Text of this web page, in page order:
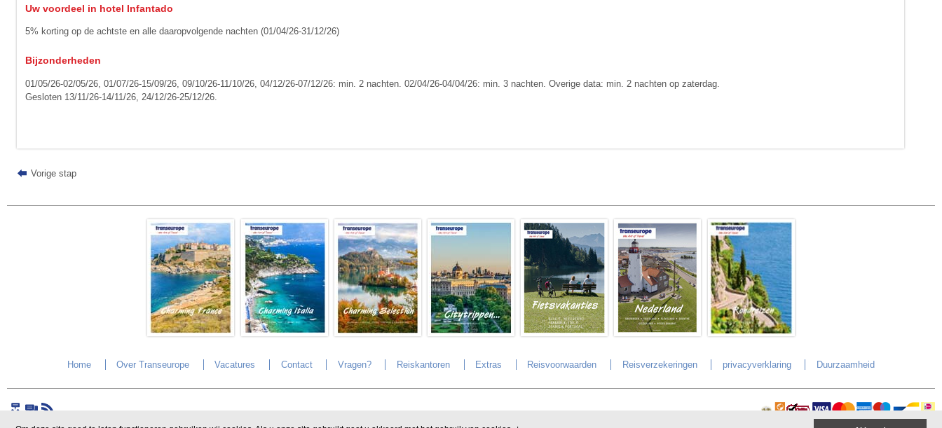
Uw voordeel in hotel Infantado
5% korting op de achtste en alle daaropvolgende nachten (01/04/26-31/12/26)
Bijzonderheden
01/05/26-02/05/26, 01/07/26-15/09/26, 09/10/26-11/10/26, 04/12/26-07/12/26: min. 2 nachten. 02/04/26-04/04/26: min. 3 nachten. Overige data: min. 2 nachten op zaterdag.
Gesloten 13/11/26-14/11/26, 24/12/26-25/12/26.
Vorige stap
Home Over Transeurope Vacatures Contact Vragen? Reiskantoren Extras Reisvoorwaarden Reisverzekeringen privacyverklaring Duurzaamheid